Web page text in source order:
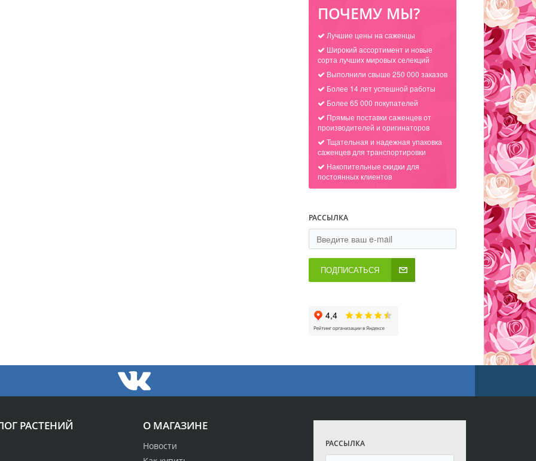
ПОЧЕМУ МЫ?
Лучшие цены на саженцы
Широкий ассортимент и новые
сорта лучших мировых селекций
Выполнили свыше 250 000 заказов
Более 14 лет успешной работы
Более 65 000 покупателей
Прямые поставки саженцев от
производителей и оригинаторов
Тщательная и надежная упаковка
саженцев для транспортировки
Накопительные скидки для
постоянных клиентов
РАССЫЛКА
ПОДПИСАТЬСЯ
О МАГАЗИНЕ
Новости
РАСТЕНИЙ
РАССЫЛКА